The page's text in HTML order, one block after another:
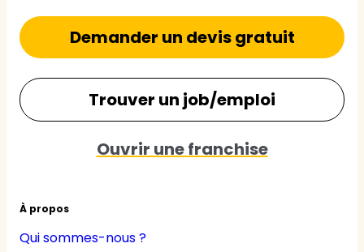
À propos
Qui sommes-nous ?
Demander un devis gratuit
Trouver un job/emploi
Ouvrir une franchise